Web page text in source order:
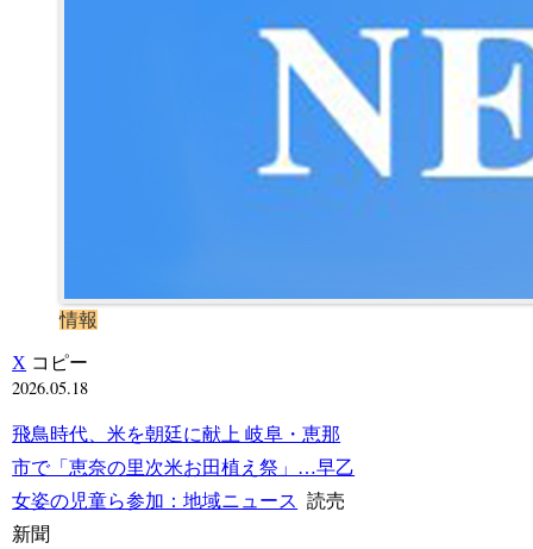
情報
X コピー
2026.05.18
飛鳥時代、米を朝廷に献上 岐阜・恵那
市で「恵奈の里次米お田植え祭」…早乙
女姿の児童ら参加：地域ニュース 読売
新聞